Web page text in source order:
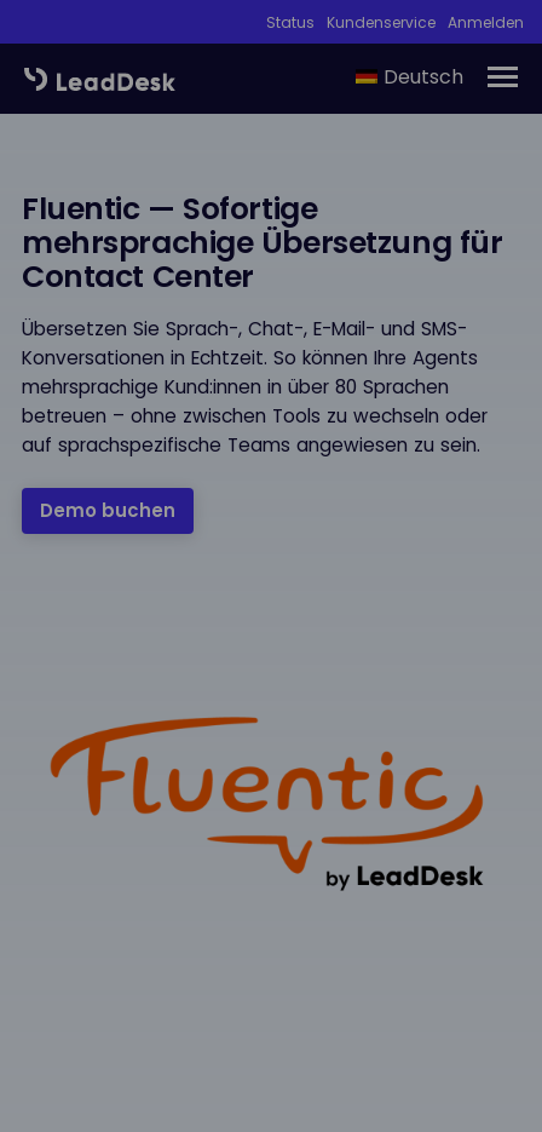
Status Kundenservice Anmelden
Deutsch
Fluentic — Sofortige
mehrsprachige Übersetzung für
Contact Center
Übersetzen Sie Sprach-, Chat-, E-Mail- und SMS-
Konversationen in Echtzeit. So können Ihre Agents
mehrsprachige Kund:innen in über 80 Sprachen
betreuen – ohne zwischen Tools zu wechseln oder
auf sprachspezifische Teams angewiesen zu sein.
Demo buchen